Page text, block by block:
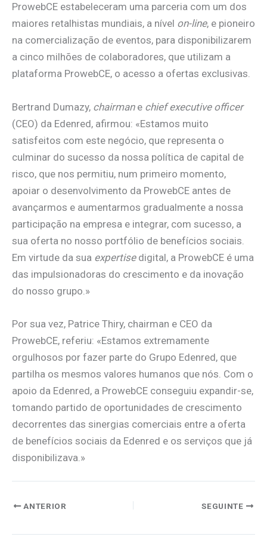
ProwebCE estabeleceram uma parceria com um dos
maiores retalhistas mundiais, a nível on-line, e pioneiro
na comercialização de eventos, para disponibilizarem
a cinco milhões de colaboradores, que utilizam a
plataforma ProwebCE, o acesso a ofertas exclusivas.
Bertrand Dumazy, chairmane chief executive officer
(CEO) da Edenred, afirmou: «Estamos muito
satisfeitos com este negócio, que representa o
culminar do sucesso da nossa política de capital de
risco, que nos permitiu, num primeiro momento,
apoiar o desenvolvimento da ProwebCE antes de
avançarmos e aumentarmos gradualmente a nossa
participação na empresa e integrar, com sucesso, a
sua oferta no nosso portfólio de benefícios sociais.
Em virtude da sua expertise digital, a ProwebCE é uma
das impulsionadoras do crescimento e da inovação
do nosso grupo.»
Por sua vez, Patrice Thiry, chairman e CEO da
ProwebCE, referiu: «Estamos extremamente
orgulhosos por fazer parte do Grupo Edenred, que
partilha os mesmos valores humanos que nós. Com o
apoio da Edenred, a ProwebCE conseguiu expandir-se,
tomando partido de oportunidades de crescimento
decorrentes das sinergias comerciais entre a oferta
de benefícios sociais da Edenred e os serviços que já
disponibilizava.»
ANTERIOR SEGUINTE